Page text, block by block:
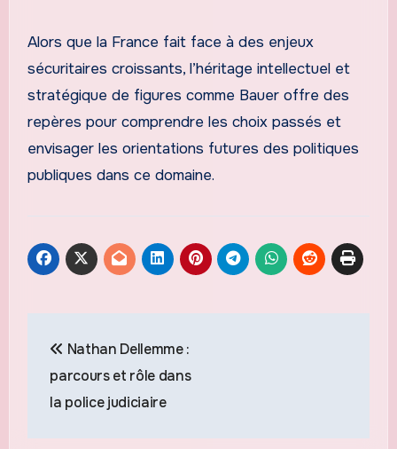
Alors que la France fait face à des enjeux
sécuritaires croissants, l’héritage intellectuel et
stratégique de figures comme Bauer offre des
repères pour comprendre les choix passés et
envisager les orientations futures des politiques
publiques dans ce domaine.
de
l’article
Nathan Dellemme :
parcours et rôle dans
la police judiciaire